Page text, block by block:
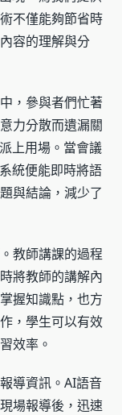
不僅能夠節省時
容的理解與分
，參與者們忙著
力分散而遺漏關
上用場。當會議
統便能即時將語
與結論，減少了
教師講課的過程
將教師的講解內
握知識點，也方
，學生可以有效
效率。
導資訊。AI語音
場報導後，迅速